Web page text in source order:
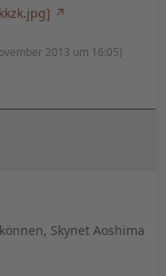
2013 um 16:05)
Skynet Aoshima